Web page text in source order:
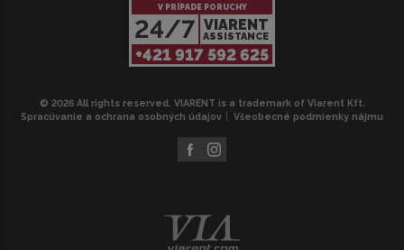
V PRÍPADE PORUCHY
24/7 VIARENT
ASSISTANCE
+421 917 592 625
© 2026 All rights reserved. VIARENT is a trademark of Viarent Kft.
Spracúvanie a ochrana osobných údajov
Všeobecné podmienky nájmu